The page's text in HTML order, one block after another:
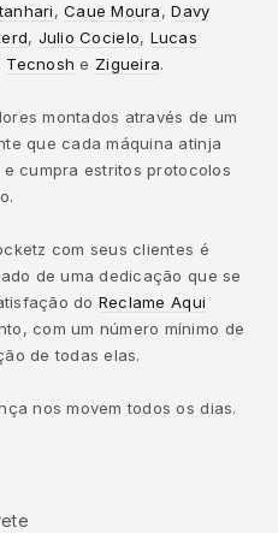
,Caue Moura,Davy
, Julio Cocielo, Lucas
Tecnosh e Zigueira.
montados através de um
que cada máquina atinja
cumpra estritos protocolos
com seus clientes é
de uma dedicação que se
do Reclame Aqui
com um número mínimo de
de todas elas.
nos movem todos os dias.